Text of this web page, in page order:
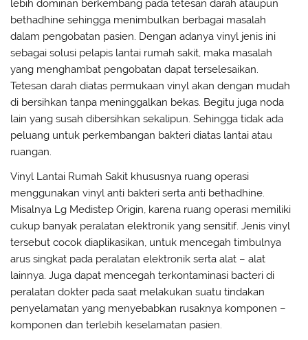
lebih dominan berkembang pada tetesan darah ataupun
bethadhine sehingga menimbulkan berbagai masalah
dalam pengobatan pasien. Dengan adanya vinyl jenis ini
sebagai solusi pelapis lantai rumah sakit, maka masalah
yang menghambat pengobatan dapat terselesaikan.
Tetesan darah diatas permukaan vinyl akan dengan mudah
di bersihkan tanpa meninggalkan bekas. Begitu juga noda
lain yang susah dibersihkan sekalipun. Sehingga tidak ada
peluang untuk perkembangan bakteri diatas lantai atau
ruangan.
Vinyl Lantai Rumah Sakit khususnya ruang operasi
menggunakan vinyl anti bakteri serta anti bethadhine.
Misalnya Lg Medistep Origin, karena ruang operasi memiliki
cukup banyak peralatan elektronik yang sensitif. Jenis vinyl
tersebut cocok diaplikasikan, untuk mencegah timbulnya
arus singkat pada peralatan elektronik serta alat – alat
lainnya. Juga dapat mencegah terkontaminasi bacteri di
peralatan dokter pada saat melakukan suatu tindakan
penyelamatan yang menyebabkan rusaknya komponen –
komponen dan terlebih keselamatan pasien.